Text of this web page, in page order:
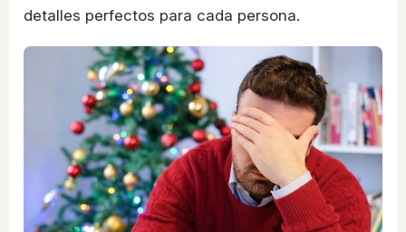
detalles perfectos para cada persona.